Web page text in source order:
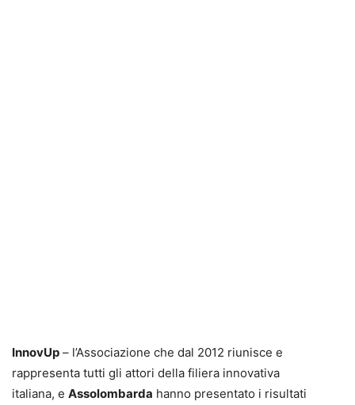
InnovUp – l’Associazione che dal 2012 riunisce e
rappresenta tutti gli attori della filiera innovativa
italiana, e Assolombarda hanno presentato i risultati